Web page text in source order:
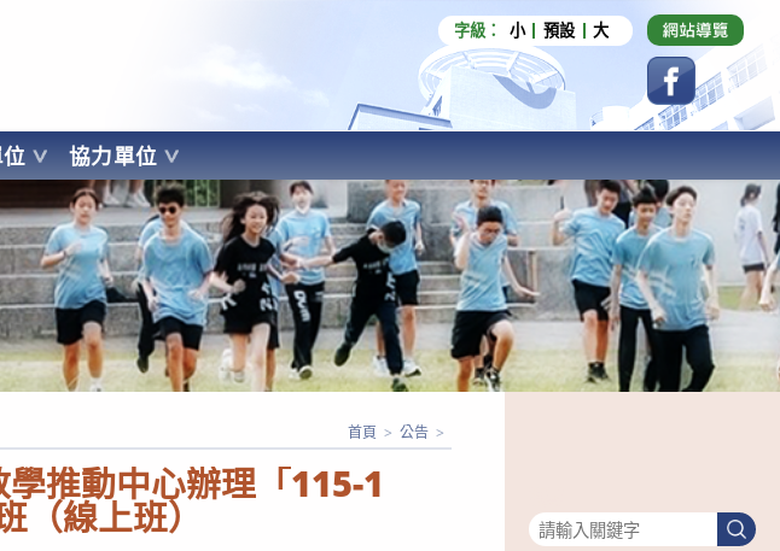
字級： 小 預設 大
位 協力單位
推動中心辦理「115-1
線上班）
首頁 > 公告 >
搜
尋